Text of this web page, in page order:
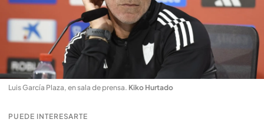
Luis García Plaza, en sala de prensa. Kiko Hurtado
PUEDE INTERESARTE